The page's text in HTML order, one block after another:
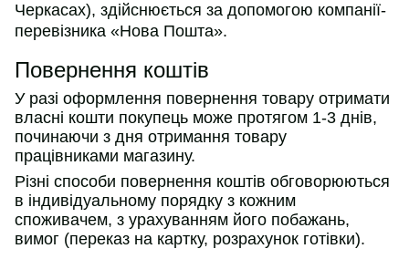
Черкасах), здійснюється за допомогою компанії-
перевізника «Нова Пошта».
Повернення коштів
У разі оформлення повернення товару отримати
власні кошти покупець може протягом 1-3 днів,
починаючи з дня отримання товару
працівниками магазину.
Різні способи повернення коштів обговорюються
в індивідуальному порядку з кожним
споживачем, з урахуванням його побажань,
вимог (переказ на картку, розрахунок готівки).